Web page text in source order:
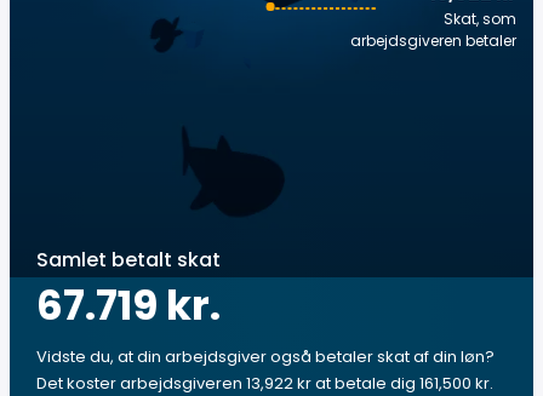
Skat, som
arbejdsgiveren betaler
Samlet betalt skat
67.719 kr.
Vidste du, at din arbejdsgiver også betaler skat af din løn?
Det koster arbejdsgiveren 13,922 kr at betale dig 161,500 kr.